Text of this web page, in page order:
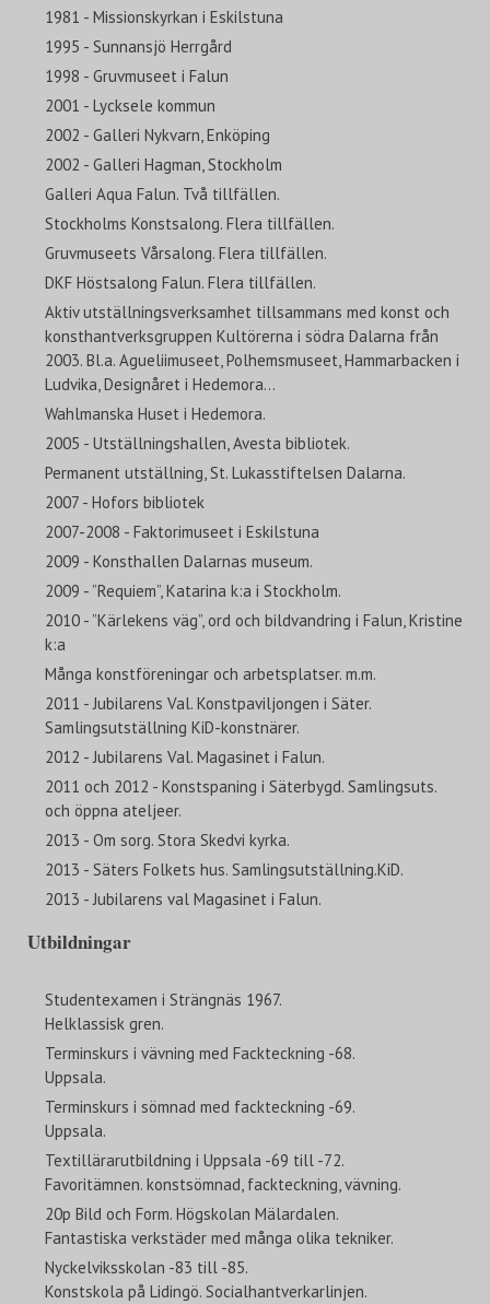
1981 - Missionskyrkan i Eskilstuna
1995 - Sunnansjö Herrgård
1998 - Gruvmuseet i Falun
2001 - Lycksele kommun
2002 - Galleri Nykvarn, Enköping
2002 - Galleri Hagman, Stockholm
Galleri Aqua Falun. Två tillfällen.
Stockholms Konstsalong. Flera tillfällen.
Gruvmuseets Vårsalong. Flera tillfällen.
DKF Höstsalong Falun. Flera tillfällen.
Aktiv utställningsverksamhet tillsammans med konst och
konsthantverksgruppen Kultörerna i södra Dalarna från
2003. Bl.a. Agueliimuseet, Polhemsmuseet, Hammarbacken i
Ludvika, Designåret i Hedemora…
Wahlmanska Huset i Hedemora.
2005 - Utställningshallen, Avesta bibliotek.
Permanent utställning, St. Lukasstiftelsen Dalarna.
2007 - Hofors bibliotek
2007-2008 - Faktorimuseet i Eskilstuna
2009 - Konsthallen Dalarnas museum.
2009 - ”Requiem”, Katarina k:a i Stockholm.
2010 - ”Kärlekens väg”, ord och bildvandring i Falun, Kristine
k:a
Många konstföreningar och arbetsplatser. m.m.
2011 - Jubilarens Val. Konstpaviljongen i Säter.
Samlingsutställning KiD-konstnärer.
2012 - Jubilarens Val. Magasinet i Falun.
2011 och 2012 - Konstspaning i Säterbygd. Samlingsuts.
och öppna ateljeer.
2013 - Om sorg. Stora Skedvi kyrka.
2013 - Säters Folkets hus. Samlingsutställning.KiD.
2013 - Jubilarens val Magasinet i Falun.
Utbildningar
Studentexamen i Strängnäs 1967.
Helklassisk gren.
Terminskurs i vävning med Fackteckning -68.
Uppsala.
Terminskurs i sömnad med fackteckning -69.
Uppsala.
Textillärarutbildning i Uppsala -69 till -72.
Favoritämnen. konstsömnad, fackteckning, vävning.
20p Bild och Form. Högskolan Mälardalen.
Fantastiska verkstäder med många olika tekniker.
Nyckelviksskolan -83 till -85.
Konstskola på Lidingö. Socialhantverkarlinjen.